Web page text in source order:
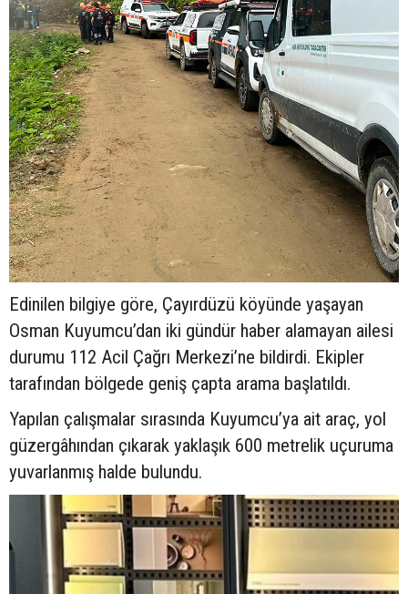
Edinilen bilgiye göre, Çayırdüzü köyünde yaşayan
Osman Kuyumcu’dan iki gündür haber alamayan ailesi
durumu 112 Acil Çağrı Merkezi’ne bildirdi. Ekipler
tarafından bölgede geniş çapta arama başlatıldı.
Yapılan çalışmalar sırasında Kuyumcu’ya ait araç, yol
güzergâhından çıkarak yaklaşık 600 metrelik uçuruma
yuvarlanmış halde bulundu.